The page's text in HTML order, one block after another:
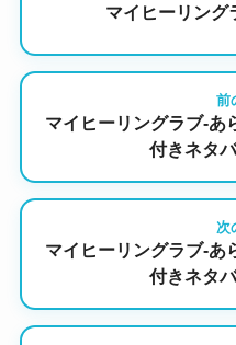
マイヒーリング
前
マイヒーリングラブ-あ
付きネタ
次
マイヒーリングラブ-あ
付きネタ